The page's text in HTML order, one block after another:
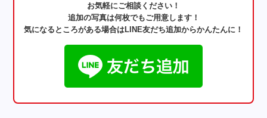
お気軽にご相談ください！
追加の写真は何枚でもご用意します！
気になるところがある場合はLINE友だち追加からかんたんに！